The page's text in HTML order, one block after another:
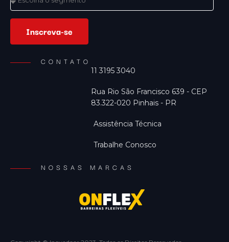
Inscreva-se
CONTATO
11 3195 3040
Rua Rio São Francisco 639 - CEP
83.322-020 Pinhais - PR
Assistência Técnica
Trabalhe Conosco
NOSSAS MARCAS